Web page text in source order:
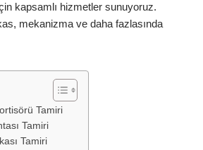
kapsamlı hizmetler sunuyoruz.
mekanizma ve daha fazlasında
Tamiri
Tamiri
Tamiri